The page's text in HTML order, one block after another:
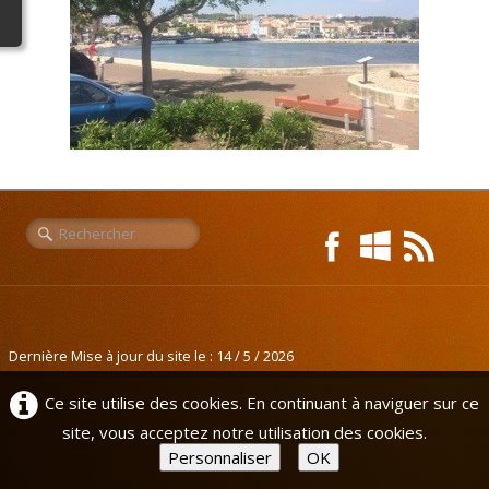
Liens
L'Europe de Michel
Dernière Mise à jour du site le : 14 / 5 / 2026
Ce site utilise des cookies. En continuant à naviguer sur ce
site, vous acceptez notre utilisation des cookies.
Personnaliser
OK